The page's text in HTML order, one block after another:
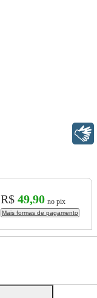
R$ 49,90 no pix
Mais formas de pagamento